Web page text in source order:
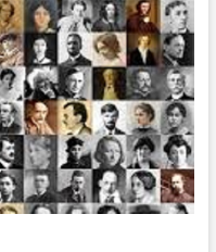
o
n